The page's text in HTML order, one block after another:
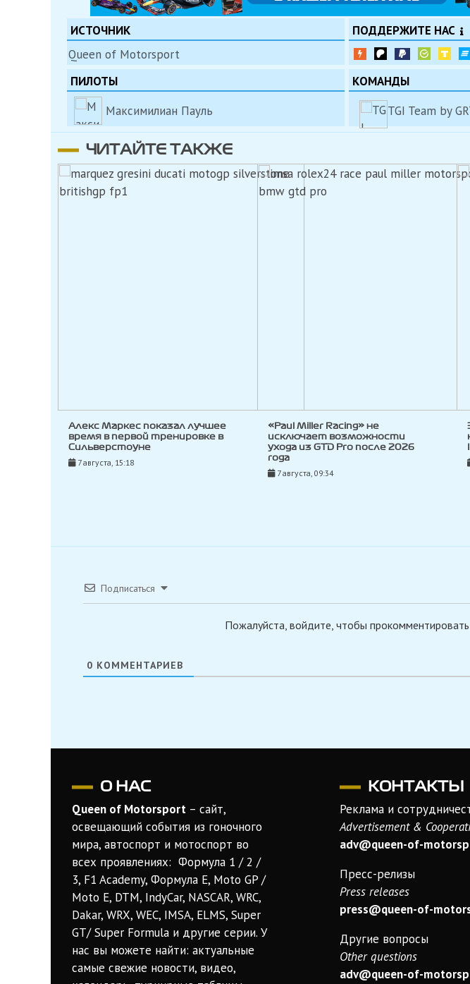
ИСТОЧНИК
Queen of Motorsport
ПОДДЕРЖИТЕ НАС
ПИЛОТЫ
Максимилиан Пауль
КОМАНДЫ
TGI Team by
ЧИТАЙТЕ ТАКЖЕ
Алекс Маркес показал лучшее
время в первой тренировке в
Сильверстоуне
7 августа, 15:18
«Paul Miller Racing» не
исключает возможности
ухода из GTD Pro после 2026
года
7 августа, 09:34
Подписаться
Пожалуйста, войдите, чтобы прокомментировать
0 КОММЕНТАРИЕВ
О НАС
Queen of Motorsport – сайт,
освещающий события из гоночного
мира, автоспорт и мотоспорт во
всех проявлениях: Формула 1 / 2 /
3, F1 Academy, Формула Е, Moto GP /
Moto E, DTM, IndyCar, NASCAR, WRC,
Dakar, WRX, WEC, IMSA, ELMS, Super
GT/ Super Formula и другие серии. У
нас вы можете найти: актуальные
самые свежие новости, видео,
КОНТАКТЫ
Реклама и
Advertisement &
adv@queen-of-
Пресс-релизы
Press releases
press@queen-of-
Другие вопросы
Other questions
adv@queen-of-